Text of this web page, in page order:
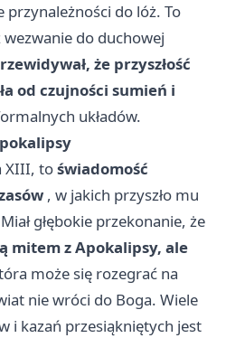
do lóż. To
wezwanie do duchowej
że przyszłość
od czujności sumień i
układów.
XIII, toświadomość
, w jakich przyszło mu
głębokie przekonanie, że
mitem z Apokalipsy, ale
może się rozegrać na
nie wróci do Boga. Wiele
i kazań przesiąkniętych jest